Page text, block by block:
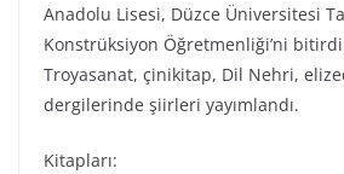
Anadolu Lisesi, Düzce Üniversitesi
Konstrüksiyon Öğretmenliği’ni
Troyasanat, çinikitap, Dil Nehri,
dergilerinde şiirleri yayımlandı.
Kitapları: